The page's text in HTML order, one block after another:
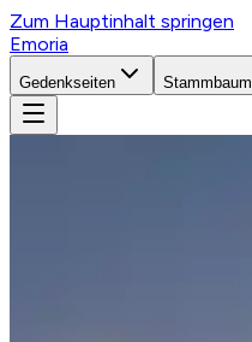
Zum Hauptinhalt springen
Emoria
Gedenkseiten Stammbaum